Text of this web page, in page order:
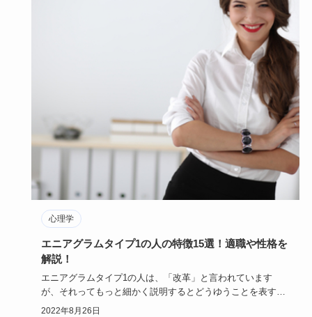
心理学
エニアグラムタイプ1の人の特徴15選！適職や性格を
解説！
エニアグラムタイプ1の人は、「改革」と言われています
が、それってもっと細かく説明するとどうゆうことを表すの
でしょうか？
2022年8月26日